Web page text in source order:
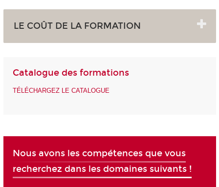
LE COÛT DE LA FORMATION
Catalogue des formations
TÉLÉCHARGEZ LE CATALOGUE
Nous avons les compétences que vous
recherchez dans les domaines suivants !